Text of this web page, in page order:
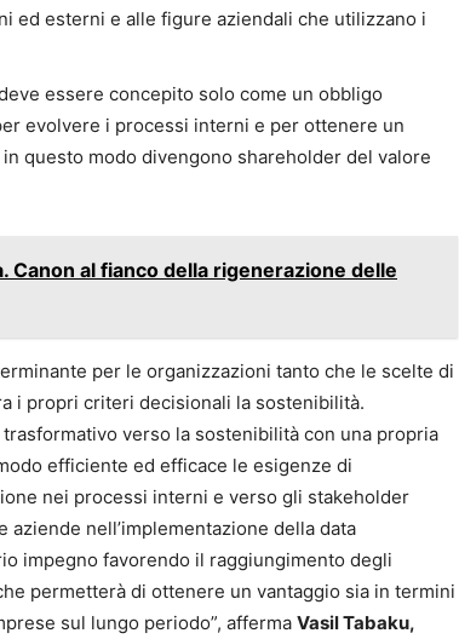
ed esterni e alle figure aziendali che utilizzano i
essere concepito solo come un obbligo
evolvere i processi interni e per ottenere un
questo modo divengono shareholder del valore
Canon al fianco della rigenerazione delle
per le organizzazioni tanto che le scelte di
i propri criteri decisionali la sostenibilità.
verso la sostenibilità con una propria
efficiente ed efficace le esigenze di
nei processi interni e verso gli stakeholder
nell’implementazione della data
impegno favorendo il raggiungimento degli
permetterà di ottenere un vantaggio sia in termini
sul lungo periodo”, afferma Vasil Tabaku,